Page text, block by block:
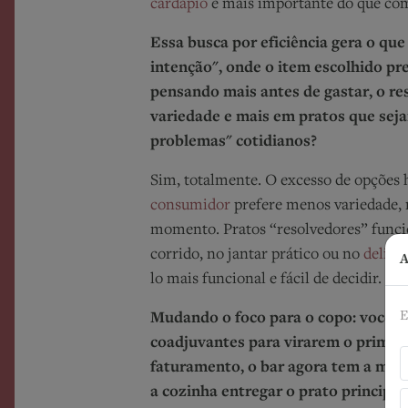
cardápio é mais importante do que
Essa busca por eficiência gera o
intenção", onde o item escolhido
pensando mais antes de gastar, o
variedade e mais em pratos que
problemas" cotidianos?
Sim, totalmente. O excesso de
consumidor prefere menos
momento. Pratos “resolvedores”
corrido, no jantar prático ou no
lo mais funcional e fácil de decidir.
Mudando o foco para o copo: você
coadjuvantes para virarem o
faturamento, o bar agora tem a
a cozinha entregar o prato